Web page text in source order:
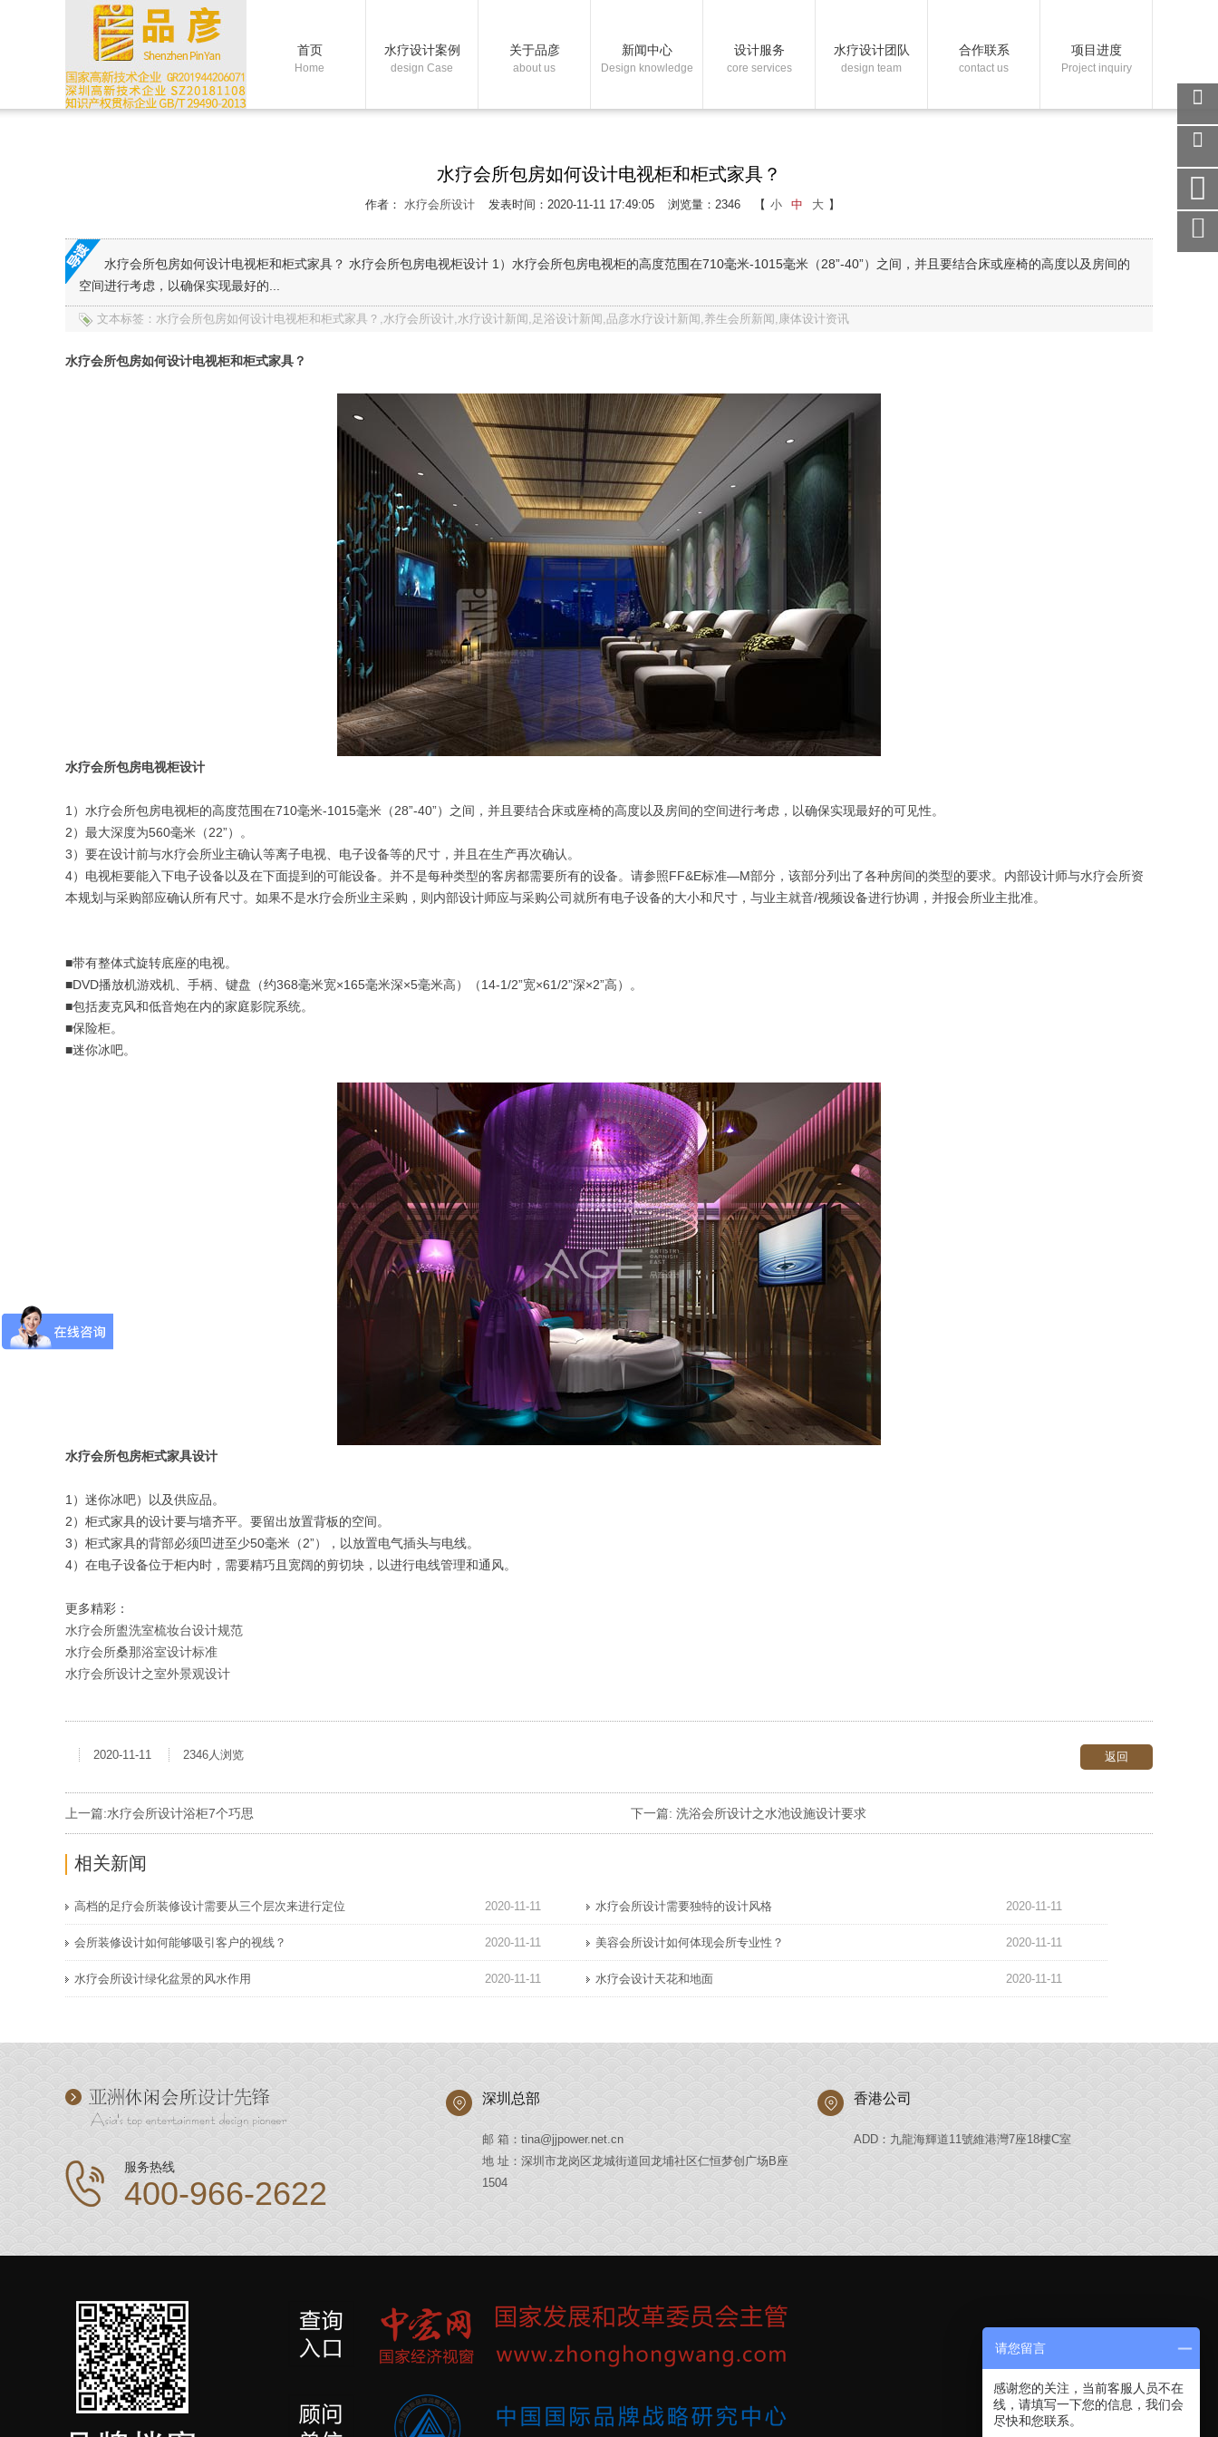
首页
Home
水疗设计案例
design Case
关于品彦
about us
新闻中心
Design knowledge
设计服务
core services
水疗设计团队
design team
合作联系
contact us
项目进度
Project inquiry
水疗会所包房如何设计电视柜和柜式家具？
作者： 水疗会所设计 发表时间：2020-11-11 17:49:05 浏览量：2346 【 小 中 大 】
水疗会所包房如何设计电视柜和柜式家具？ 水疗会所包房电视柜设计 1）水疗会所包房电视柜的高度范围在710毫米-1015毫米（28”-40”）之间，并且要结合床或座椅的高度以及房间的
空间进行考虑，以确保实现最好的...
文本标签：水疗会所包房如何设计电视柜和柜式家具？,水疗会所设计,水疗设计新闻,足浴设计新闻,品彦水疗设计新闻,养生会所新闻,康体设计资讯
水疗会所包房如何设计电视柜和柜式家具？
水疗会所包房电视柜设计
1）水疗会所包房电视柜的高度范围在710毫米-1015毫米（28”-40”）之间，并且要结合床或座椅的高度以及房间的空间进行考虑，以确保实现最好的可见性。
2）最大深度为560毫米（22”）。
3）要在设计前与水疗会所业主确认等离子电视、电子设备等的尺寸，并且在生产再次确认。
4）电视柜要能入下电子设备以及在下面提到的可能设备。并不是每种类型的客房都需要所有的设备。请参照FF&E标准—M部分，该部分列出了各种房间的类型的要求。内部设计师与水疗会所资
本规划与采购部应确认所有尺寸。如果不是水疗会所业主采购，则内部设计师应与采购公司就所有电子设备的大小和尺寸，与业主就音/视频设备进行协调，并报会所业主批准。
■带有整体式旋转底座的电视。
■DVD播放机游戏机、手柄、键盘（约368毫米宽×165毫米深×5毫米高）（14-1/2”宽×61/2”深×2”高）。
■包括麦克风和低音炮在内的家庭影院系统。
■保险柜。
■迷你冰吧。
水疗会所包房柜式家具设计
1）迷你冰吧）以及供应品。
2）柜式家具的设计要与墙齐平。要留出放置背板的空间。
3）柜式家具的背部必须凹进至少50毫米（2”），以放置电气插头与电线。
4）在电子设备位于柜内时，需要精巧且宽阔的剪切块，以进行电线管理和通风。
更多精彩：
水疗会所盥洗室梳妆台设计规范
水疗会所桑那浴室设计标准
水疗会所设计之室外景观设计
返回
2020-11-11 2346人浏览
上一篇:水疗会所设计浴柜7个巧思 下一篇: 洗浴会所设计之水池设施设计要求
相关新闻
高档的足疗会所装修设计需要从三个层次来进行定位 2020-11-11 水疗会所设计需要独特的设计风格 2020-11-11
会所装修设计如何能够吸引客户的视线？ 2020-11-11 美容会所设计如何体现会所专业性？ 2020-11-11
水疗会所设计绿化盆景的风水作用 2020-11-11 水疗会设计天花和地面 2020-11-11
服务热线
400-966-2622
深圳总部
邮 箱：tina@jjpower.net.cn
地 址：深圳市龙岗区龙城街道回龙埔社区仁恒梦创广场B座
1504
香港公司
ADD：九龍海輝道11號維港灣7座18樓C室
关注
微信
在线
手机
访问
请您留言
感谢您的关注，当前客服人员不在
线，请填写一下您的信息，我们会
尽快和您联系。